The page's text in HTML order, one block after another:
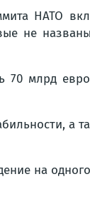
НАТО
не
70 млрд
а
на